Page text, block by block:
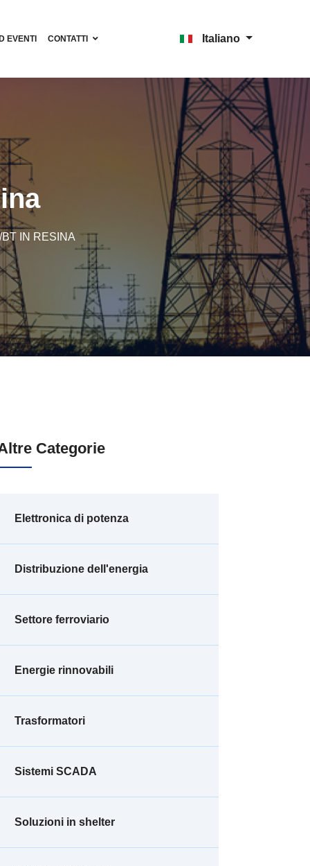
EVENTI CONTATTI Italiano
IN RESINA
Categorie
Elettronica di potenza
Distribuzione dell'energia
Settore ferroviario
Energie rinnovabili
Trasformatori
Sistemi SCADA
Soluzioni in shelter